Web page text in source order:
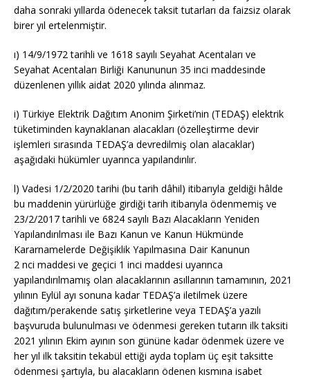
daha sonraki yıllarda ödenecek taksit tutarları da faizsiz olarak
birer yıl ertelenmiştir.
ı) 14/9/1972tarihli ve 1618 sayılı Seyahat Acentaları ve
Seyahat Acentaları Birliği Kanununun 35 inci maddesinde
düzenlenen yıllık aidat 2020 yılında alınmaz.
i) Türkiye Elektrik Dağıtım Anonim Şirketi’nin (TEDAŞ) elektrik
tüketiminden kaynaklanan alacakları (özelleştirme devir
işlemleri sırasında TEDAŞ’a devredilmiş olan alacaklar)
aşağıdaki hükümler uyarınca yapılandırılır.
l) Vadesi 1/2/2020 tarihi (bu tarih dâhil) itibarıyla geldiği hâlde
bu maddenin yürürlüğe girdiği tarih itibarıyla ödenmemiş ve
23/2/2017 tarihli ve 6824 sayılı Bazı Alacakların Yeniden
Yapılandırılması ile Bazı Kanun ve Kanun Hükmünde
Kararnamelerde Değişiklik Yapılmasına Dair Kanunun
2 nci maddesi ve geçici 1 inci maddesi uyarınca
yapılandırılmamış olan alacaklarının asıllarının tamamının, 2021
yılının Eylül ayı sonuna kadar TEDAŞ’a iletilmek üzere
dağıtım/perakende satış şirketlerine veya TEDAŞ’a yazılı
başvuruda bulunulması ve ödenmesi gereken tutarın ilk taksiti
2021 yılının Ekim ayının son gününe kadar ödenmek üzere ve
her yıl ilk taksitin tekabül ettiği ayda toplam üç eşit taksitte
ödenmesi şartıyla, bu alacakların ödenen kısmına isabet